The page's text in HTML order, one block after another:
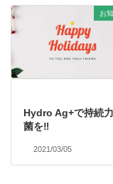
お
Hydro Ag+で持続
菌を‼
2021/03/05